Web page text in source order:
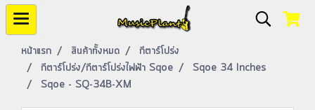
หน้าแรก สินค้าทั้งหมด
กีตาร์โปร่ง
กีตาร์โปร่ง/กีตาร์โปร่งไฟฟ้า Sqoe
Sqoe 34 Inches
Sqoe - SQ-34B-XM